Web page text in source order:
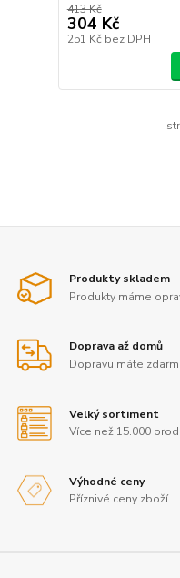
413 Kč
304 Kč
251 Kč bez DPH
Produkty skladem
Produkty máme
Doprava až domů
Dopravu máte
Velký sortiment
Více než 15.000
Výhodné ceny
Příznivé ceny zboží